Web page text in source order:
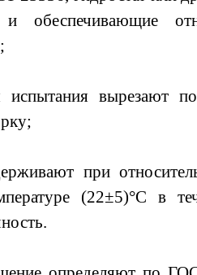
и обеспечивающие
испытания вырезают
при
(22±5)°С в